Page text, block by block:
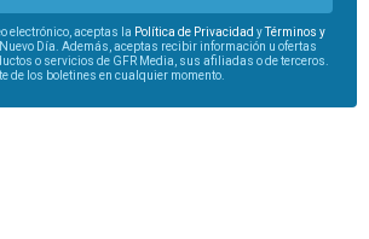
electrónico, aceptas la Política de Privacidad yTérminos y
Día. Además, aceptas recibir información u ofertas
o servicios de GFR Media, sus afiliadas o de terceros.
de los boletines en cualquier momento.